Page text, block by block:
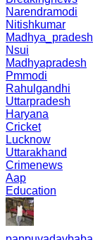
Narendramodi
Nitishkumar
Madhya_pradesh
Nsui
Madhyapradesh
Pmmodi
Rahulgandhi
Uttarpradesh
Haryana
Cricket
Lucknow
Uttarakhand
Crimenews
Aap
Education